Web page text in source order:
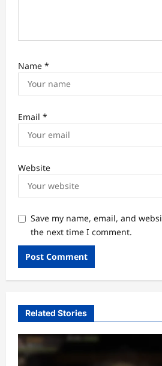
Name *
Email *
Website
Save my name, email, and
the next time I comment.
Related Stories